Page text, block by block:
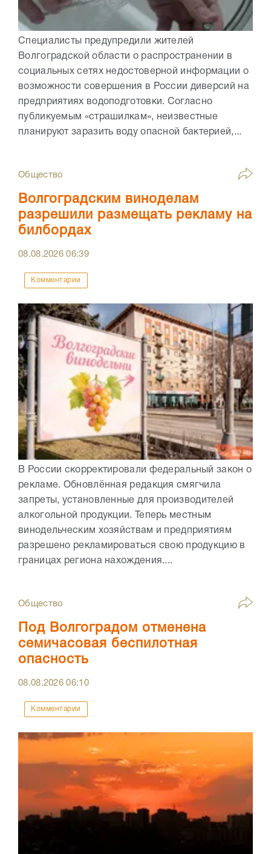
Специалисты предупредили жителей
Волгоградской области о распространении в
социальных сетях недостоверной информации о
возможности совершения в России диверсий на
предприятиях водоподготовки. Согласно
публикуемым «страшилкам», неизвестные
планируют заразить воду опасной бактерией,...
Общество
Волгоградским виноделам
разрешили размещать рекламу на
билбордах
08.08.202606:39
Комментарии
В России скорректировали федеральный закон о
рекламе. Обновлённая редакция смягчила
запреты, установленные для производителей
алкогольной продукции. Теперь местным
винодельческим хозяйствам и предприятиям
разрешено рекламироваться свою продукцию в
границах региона нахождения....
Общество
Под Волгоградом отменена
семичасовая беспилотная
опасность
08.08.202606:10
Комментарии